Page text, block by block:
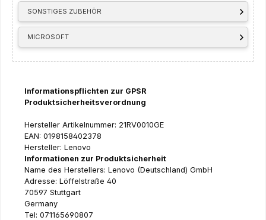
SONSTIGES ZUBEHÖR
MICROSOFT
Informationspflichten zur GPSR
Produktsicherheitsverordnung
Hersteller Artikelnummer: 21RV0010GE
EAN: 0198158402378
Hersteller: Lenovo
Informationen zur Produktsicherheit
Name des Herstellers: Lenovo (Deutschland) GmbH
Adresse: Löffelstraße 40
70597 Stuttgart
Germany
Tel: 071165690807